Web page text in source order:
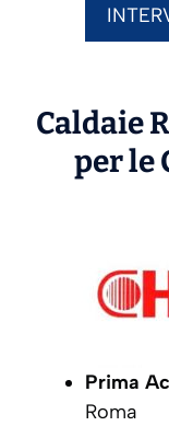
Caldaie
per le
Prima
Roma